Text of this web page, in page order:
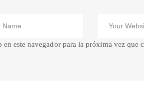
este navegador para la próxima vez que